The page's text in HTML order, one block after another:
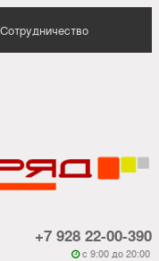
Сотрудничество
+7 928 22-00-390
 c 9:00 до 20:00